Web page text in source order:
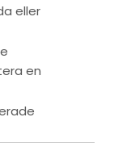
eller
en